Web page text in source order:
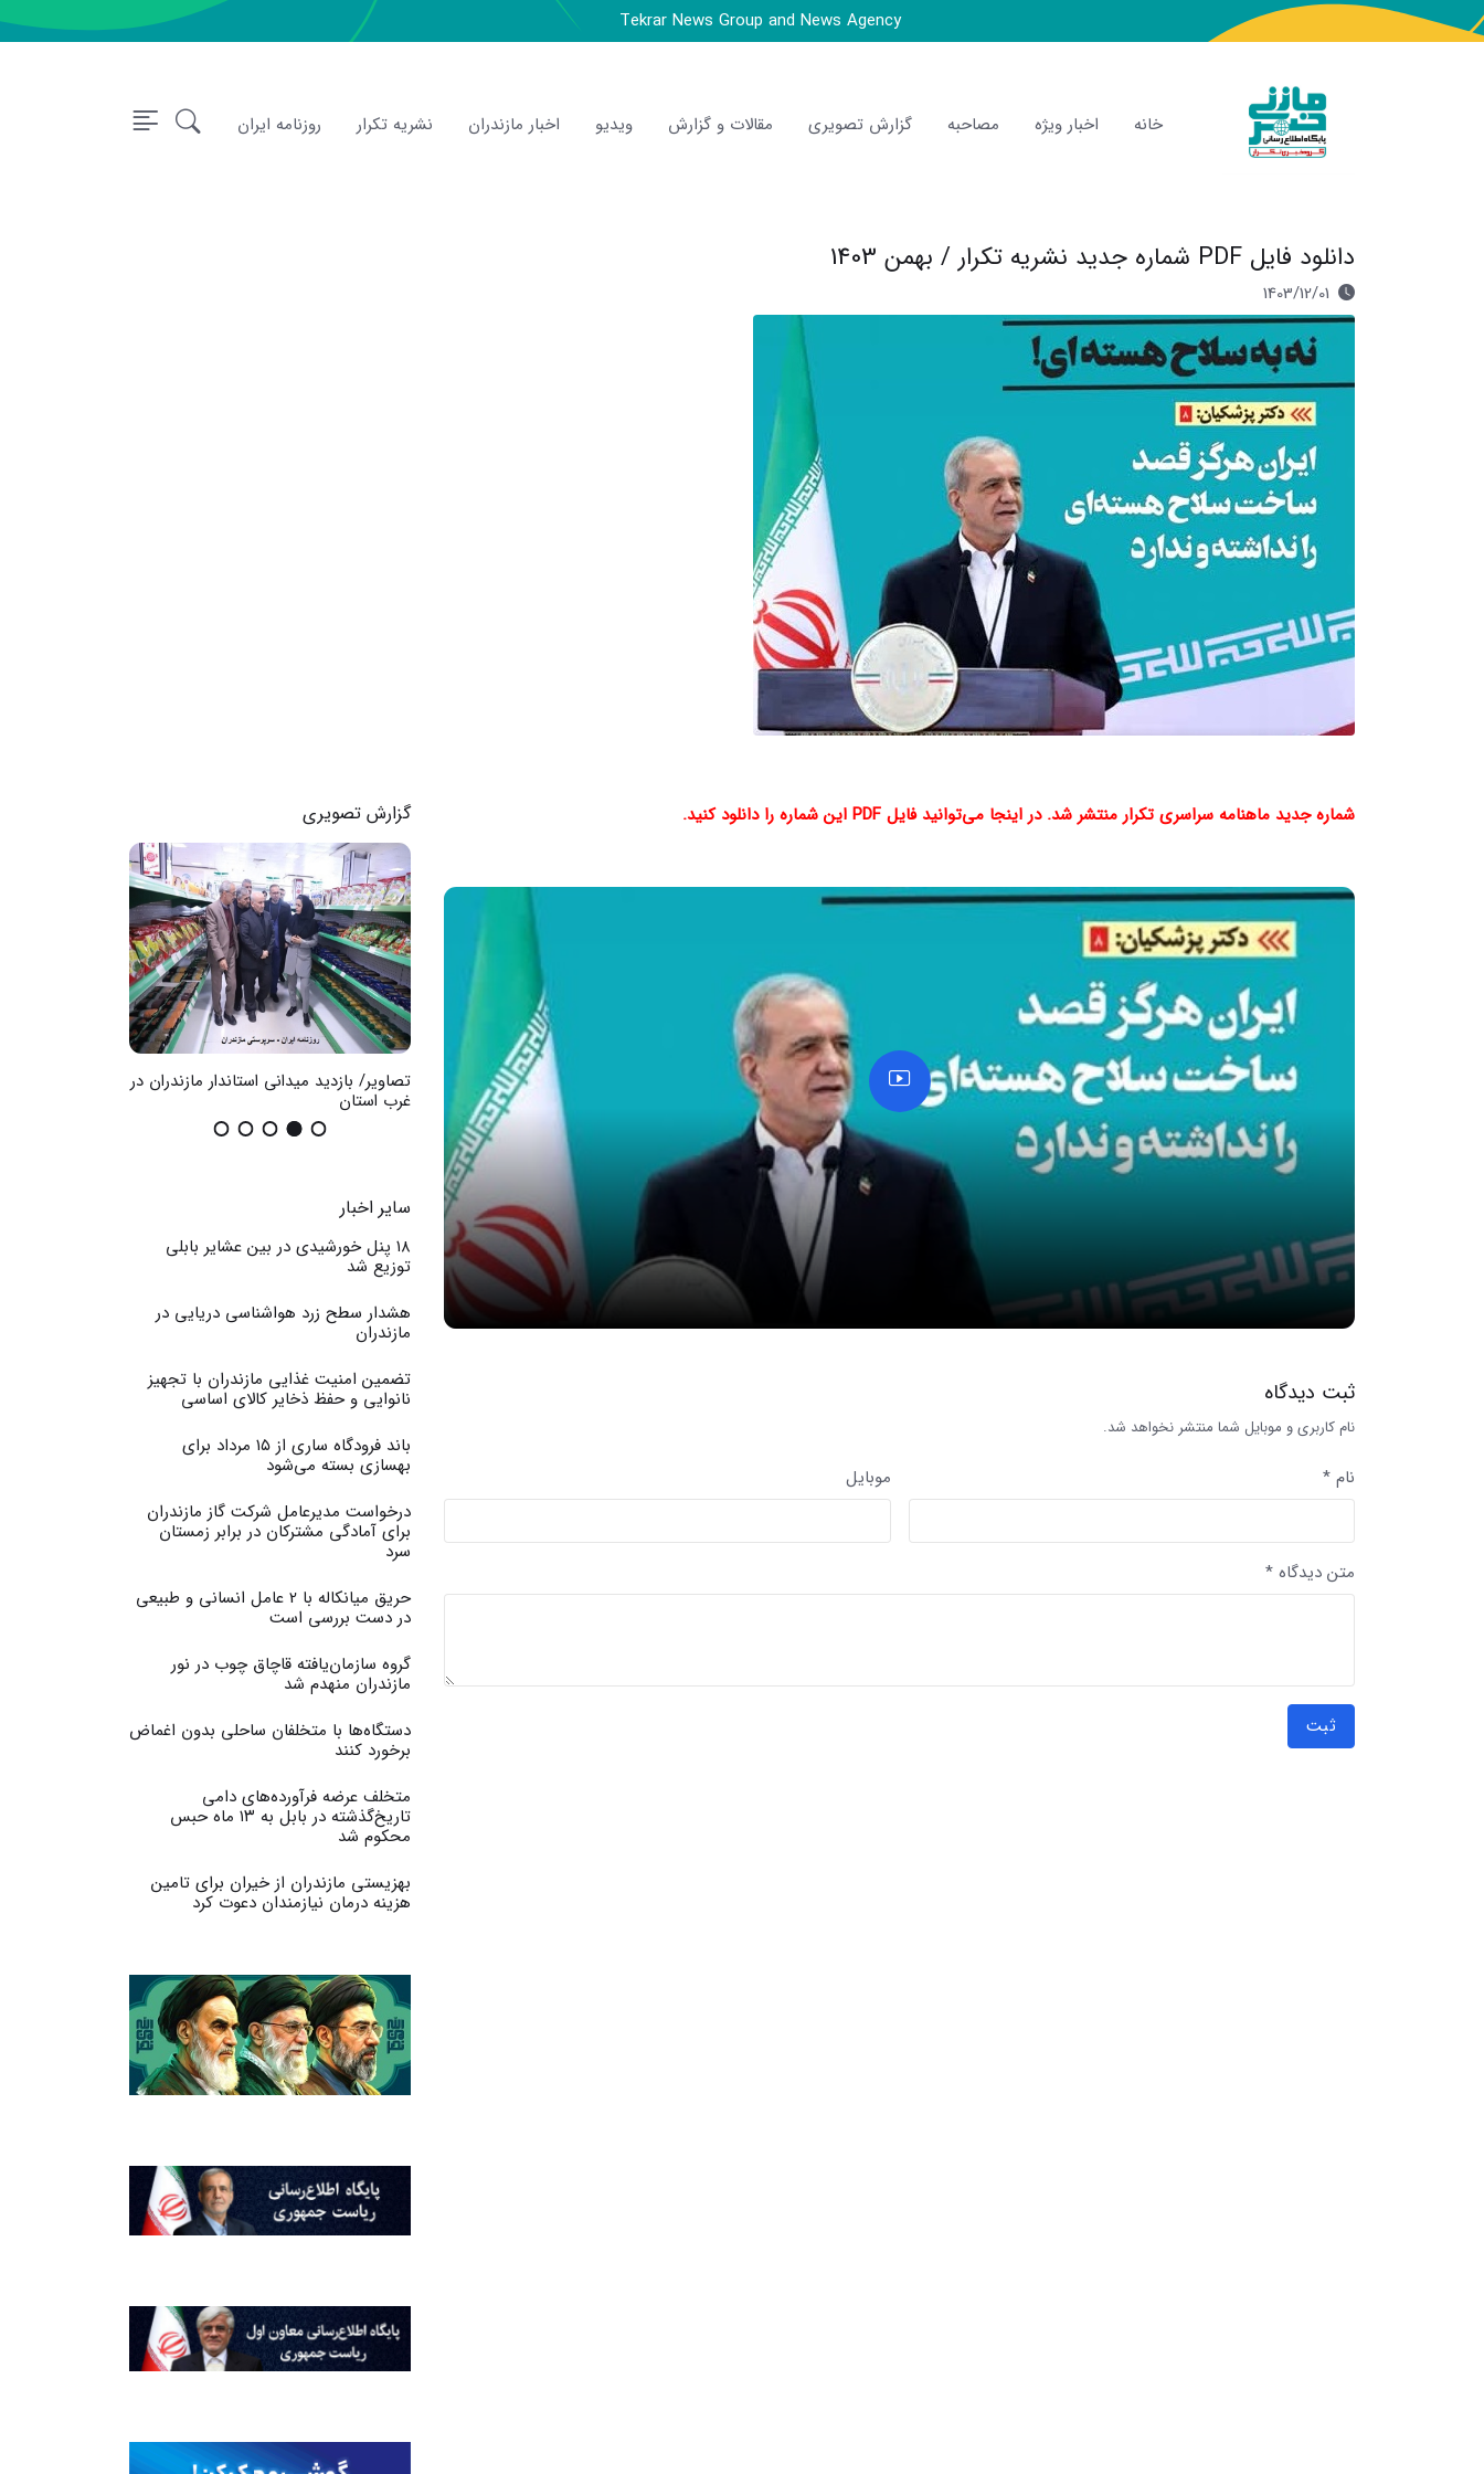
Tekrar News Group and News Agency
خانه اخبار ویژه مصاحبه گزارش تصویری مقالات و گزارش ویدیو اخبار مازندران نشریه تکرار روزنامه ایران
دانلود فایل PDF شماره جدید نشریه تکرار / بهمن 1403
1403/12/01
شماره جدید ماهنامه سراسری تکرار منتشر شد. در اینجا می‌توانید فایل PDF این شماره را دانلود کنید.
ثبت دیدگاه
نام کاربری و موبایل شما منتشر نخواهد شد.
نام * موبایل
متن دیدگاه *
ثبت
گزارش تصویری
تصاویر / بزرگداشت سالگرد ارتحال
امام(ره)در ساری
تصاویر / مراسم احیای ماه رمضان در تصاویر/ بازدید میدانی استاندار مازندران در
غرب استان
سایر اخبار
۱۸ پنل خورشیدی در بین عشایر بابلی
توزیع شد
هشدار سطح زرد هواشناسی دریایی در
مازندران
تضمین امنیت غذایی مازندران با تجهیز
نانوایی و حفظ ذخایر کالای اساسی
باند فرودگاه ساری از ۱۵ مرداد برای
بهسازی بسته می‌شود
درخواست مدیرعامل شرکت گاز مازندران
برای آمادگی مشترکان در برابر زمستان
سرد
حریق میانکاله با 2 عامل انسانی و طبیعی
در دست بررسی است
گروه سازمان‌یافته قاچاق چوب در نور
مازندران منهدم شد
دستگاه‌ها با متخلفان ساحلی بدون اغماض
برخورد کنند
متخلف عرضه فرآورده‌های دامی
تاریخ‌گذشته در بابل به ۱۳ ماه حبس
محکوم شد
بهزیستی مازندران از خیران برای تامین
هزینه درمان نیازمندان دعوت کرد